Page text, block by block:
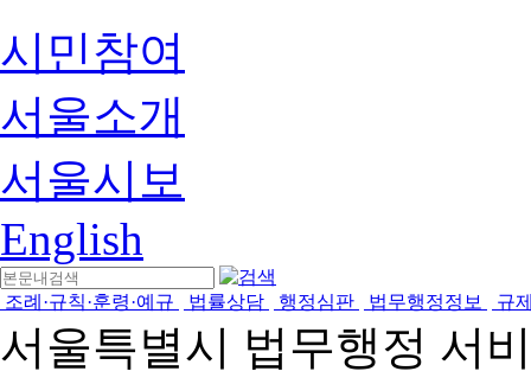
시민참여
서울소개
서울시보
English
조례·규칙·훈령·예규 법률상담 행정심판 법무행정정보 규
서울특별시 법무행정 서